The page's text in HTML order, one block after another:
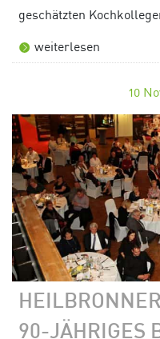
geschätzten
weiterlesen
10
90-JÄHRIGES